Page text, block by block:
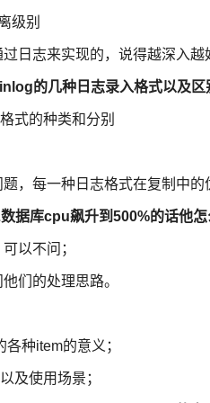
级别
日志来实现的，说得越深入越
的几种日志录入格式以及区
式的种类和分别
，每一种日志格式在复制中的
据库cpu飙升到500%的话他怎
以不问；
们的处理思路。
种item的意义；
及使用场景；